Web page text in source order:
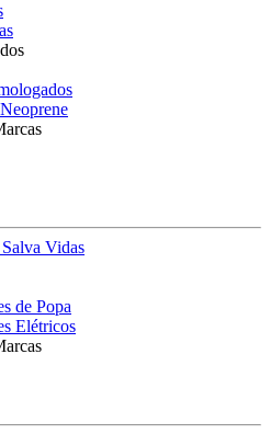
Vidas
de Popa
Elétricos